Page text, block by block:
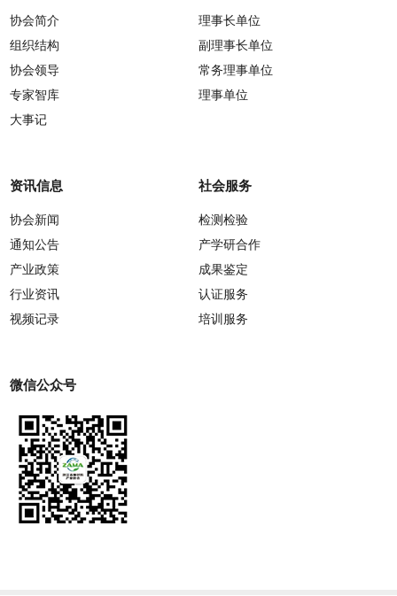
协会简介
组织结构
协会领导
专家智库
大事记
理事长单位
副理事长单位
常务理事单位
理事单位
资讯信息
协会新闻
通知公告
产业政策
行业资讯
视频记录
社会服务
检测检验
产学研合作
成果鉴定
认证服务
培训服务
微信公众号